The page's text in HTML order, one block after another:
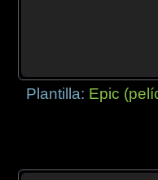
Plantilla: Epic